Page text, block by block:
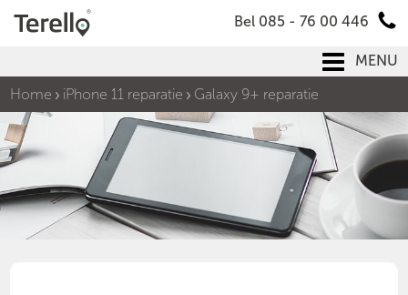
Bel 085 - 76 00 446
MENU
Home
iPhone 11 reparatie Galaxy 9+ reparatie